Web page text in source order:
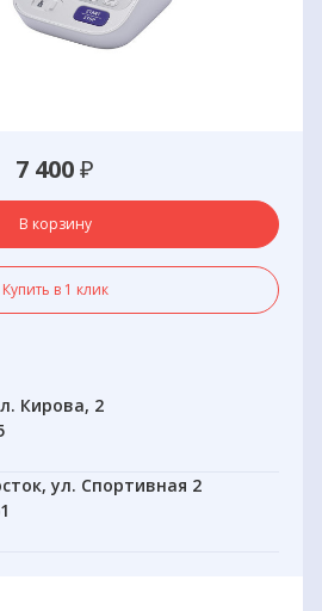
7 400₽
В корзину
Купить в 1 клик
Кирова, 2
ул. Спортивная 2